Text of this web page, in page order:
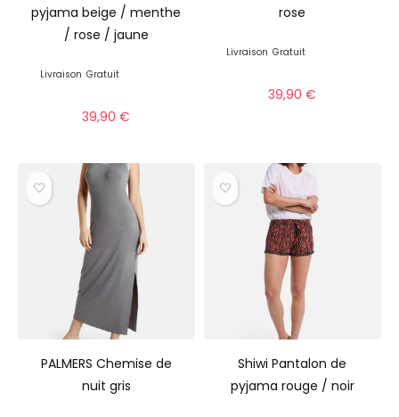
pyjama beige / menthe
/ rose / jaune
Livraison Gratuit
39,90€
rose
Livraison Gratuit
39,90€
PALMERS Chemise de
nuit gris
Shiwi Pantalon de
pyjama rouge / noir